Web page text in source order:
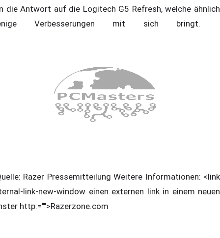
die Antwort auf die Logitech G5 Refresh, welche ähnlich
Verbesserungen mit sich bringt.
Razer Pressemitteilung Weitere Informationen: <link
link-new-window einen externen link in einem neuen
http:="">Razerzone.com